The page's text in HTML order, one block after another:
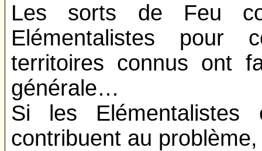
Les sorts de Feu
Elémentalistes pour
territoires connus ont
générale…
Si les Elémentalistes
contribuent au